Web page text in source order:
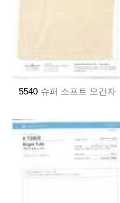
5540 슈퍼 소프트 오간자